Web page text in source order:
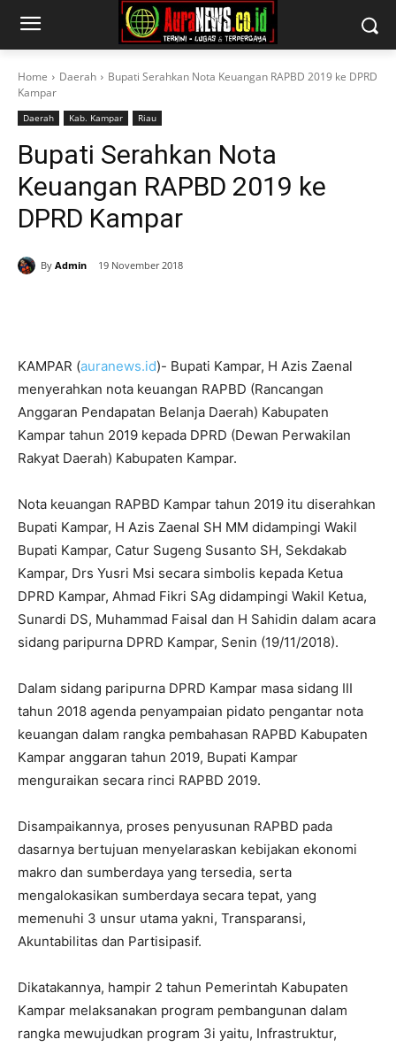
Home Daerah
Bupati Serahkan Nota Keuangan RAPBD 2019 ke DPRD
Kampar
Daerah Kab. Kampar Riau
Bupati Serahkan Nota
Keuangan RAPBD 2019 ke
DPRD Kampar
By Admin 19 November 2018
KAMPAR (auranews.id)- Bupati Kampar, H Azis Zaenal
menyerahkan nota keuangan RAPBD (Rancangan
Anggaran Pendapatan Belanja Daerah) Kabupaten
Kampar tahun 2019 kepada DPRD (Dewan Perwakilan
Rakyat Daerah) Kabupaten Kampar.
Nota keuangan RAPBD Kampar tahun 2019 itu diserahkan
Bupati Kampar, H Azis Zaenal SH MM didampingi Wakil
Bupati Kampar, Catur Sugeng Susanto SH, Sekdakab
Kampar, Drs Yusri Msi secara simbolis kepada Ketua
DPRD Kampar, Ahmad Fikri SAg didampingi Wakil Ketua,
Sunardi DS, Muhammad Faisal dan H Sahidin dalam acara
sidang paripurna DPRD Kampar, Senin (19/11/2018).
Dalam sidang paripurna DPRD Kampar masa sidang III
tahun 2018 agenda penyampaian pidato pengantar nota
keuangan dalam rangka pembahasan RAPBD Kabupaten
Kampar anggaran tahun 2019, Bupati Kampar
menguraikan secara rinci RAPBD 2019.
Disampaikannya, proses penyusunan RAPBD pada
dasarnya bertujuan menyelaraskan kebijakan ekonomi
makro dan sumberdaya yang tersedia, serta
mengalokasikan sumberdaya secara tepat, yang
memenuhi 3 unsur utama yakni, Transparansi,
Akuntabilitas dan Partisipasif.
Dikatakannya, hampir 2 tahun Pemerintah Kabupaten
Kampar melaksanakan program pembangunan dalam
rangka mewujudkan program 3i yaitu, Infrastruktur,